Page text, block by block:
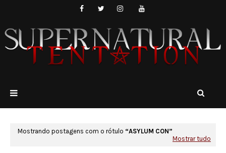
Mostrando postagens com o rótulo
ASYLUM CON
Mostrar tudo